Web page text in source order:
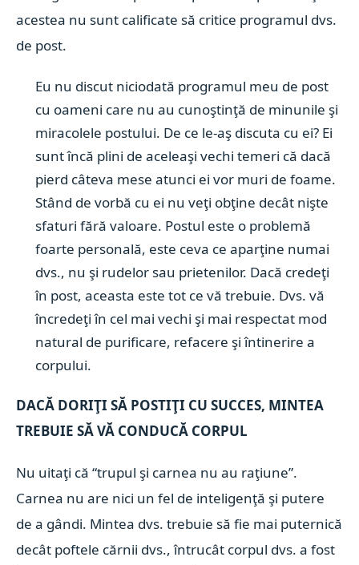
acestea nu sunt calificate să critice programul dvs.
de post.
Eu nu discut niciodată programul meu de post
cu oameni care nu au cunoştinţă de minunile şi
miracolele postului. De ce le-aş discuta cu ei? Ei
sunt încă plini de aceleaşi vechi temeri că dacă
pierd câteva mese atunci ei vor muri de foame.
Stând de vorbă cu ei nu veţi obţine decât nişte
sfaturi fără valoare. Postul este o problemă
foarte personală, este ceva ce aparţine numai
dvs., nu şi rudelor sau prietenilor. Dacă credeţi
în post, aceasta este tot ce vă trebuie. Dvs. vă
încredeţi în cel mai vechi şi mai respectat mod
natural de purificare, refacere şi întinerire a
corpului.
DACĂ DORIŢI SĂ POSTIŢI CU SUCCES, MINTEA
TREBUIE SĂ VĂ CONDUCĂ CORPUL
Nu uitaţi că “trupul şi carnea nu au raţiune”.
Carnea nu are nici un fel de inteligenţă şi putere
de a gândi. Mintea dvs. trebuie să fie mai puternică
decât poftele cărnii dvs., întrucât corpul dvs. a fost